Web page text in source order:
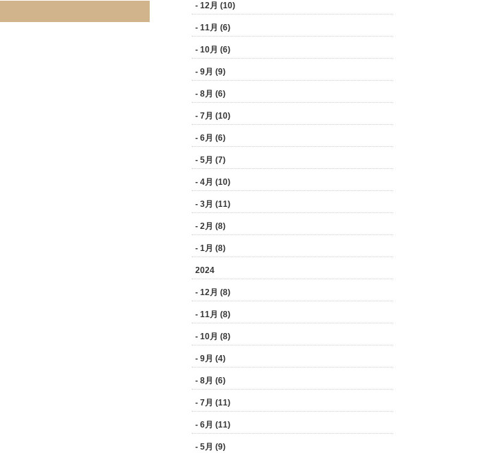
- 12月 (10)
- 11月 (6)
- 10月 (6)
- 9月 (9)
- 8月 (6)
- 7月 (10)
- 6月 (6)
- 5月 (7)
- 4月 (10)
- 3月 (11)
- 2月 (8)
- 1月 (8)
2024
- 12月 (8)
- 11月 (8)
- 10月 (8)
- 9月 (4)
- 8月 (6)
- 7月 (11)
- 6月 (11)
- 5月 (9)